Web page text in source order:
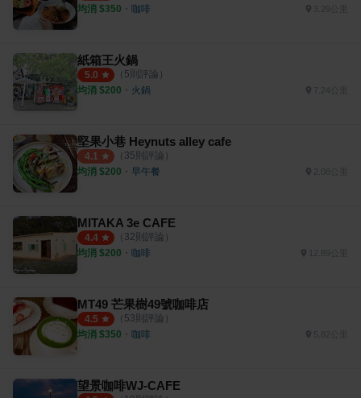
均消 $350 ・ 咖啡 3.29公里
紙箱王火鍋
5.0 （ 5則評論）
均消 $200 ・ 火鍋 7.24公里
堅果小巷 Heynuts alley cafe
4.1 （ 35則評論）
均消 $200 ・ 早午餐 2.08公里
MITAKA 3e CAFE
4.4 （ 32則評論）
均消 $200 ・ 咖啡 12.89公里
MT49 芒果樹49號咖啡店
4.5 （ 53則評論）
均消 $350 ・ 咖啡 5.82公里
望景咖啡WJ-CAFE